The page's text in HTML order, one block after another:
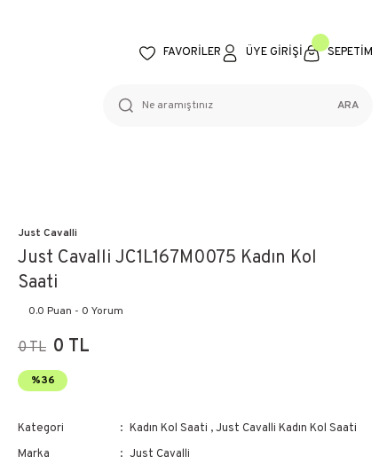
FAVORİLER ÜYE GİRİŞİ SEPETİM
ARA
Just Cavalli
Just Cavalli JC1L167M0075 Kadın Kol
Saati
0.0 Puan - 0 Yorum
0 TL 0 TL
%36
Kategori Kadın Kol Saati ,Just Cavalli Kadın Kol Saati
Marka
Just Cavalli